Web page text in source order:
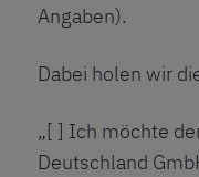
Angaben).
Dabei holen wir
„[ ] Ich möchte
Deutschland